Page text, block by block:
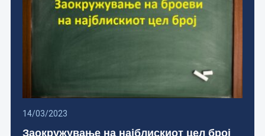
14/03/2023
Заокружување на најблискиот цел број